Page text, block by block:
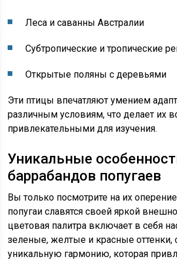
Леса и саванны Австралии
Субтропические и тропические
Открытые поляны с деревьями
Эти птицы впечатляют умением
различным условиям, что делает их
привлекательными для изучения.
Уникальные
баррабандов попугаев
Вы только посмотрите на их
попугаи славятся своей яркой
цветовая палитра включает в себя
зеленые, желтые и красные оттенки,
уникальную гармонию, которая